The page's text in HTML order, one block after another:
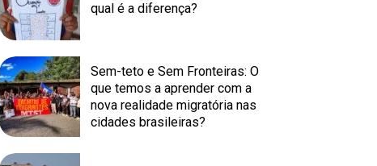
qual é a diferença?
Sem-teto e Sem Fronteiras: O
que temos a aprender com a
nova realidade migratória nas
cidades brasileiras?